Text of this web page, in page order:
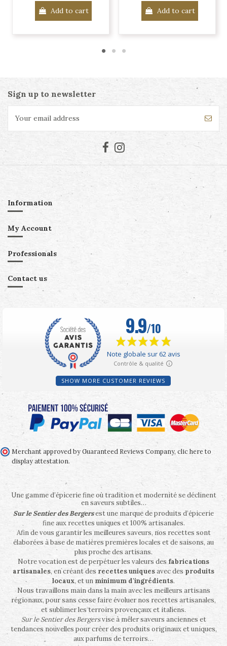
Add to cart Add to cart
Sign up to newsletter
Information
My Account
Professionals
Contact us
SHOW MORE CUSTOMER REVIEWS
Merchant approved by Guaranteed Reviews Company, clic here to
display attestation.
Une gamme d’épicerie fine où tradition et modernité se déclinent
en saveurs subtiles…
Sur le Sentier des Bergersest une marque de produits d’épicerie
fine aux recettes uniques et 100% artisanales.
Afin de vous garantir les meilleures saveurs, nos recettes sont
élaborées à base de matières premières locales et de saisons, au
plus proche des artisans.
Notre vocation est de perpétuer les valeurs des fabrications
artisanales, en créant des recettes uniquesavec des produits
locaux, et un minimum d'ingrédients.
Nous travaillons main dans la main avec les meilleurs artisans
régionaux, pour sans cesse faire évoluer nos recettes artisanales,
et sublimer les terroirs provençaux et italiens.
Sur le Sentier des Bergersvise à mêler saveurs anciennes et
tendances nouvelles pour créer des produits originaux et uniques,
aux parfums de terroirs…